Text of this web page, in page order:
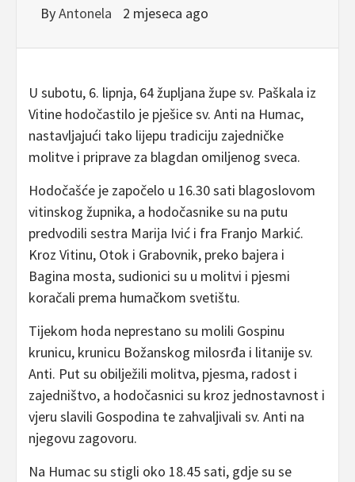
ByAntonela 2 mjeseca ago
U subotu, 6. lipnja, 64 župljana župe sv. Paškala iz
Vitine hodočastilo je pješice sv. Anti na Humac,
nastavljajući tako lijepu tradiciju zajedničke
molitve i priprave za blagdan omiljenog sveca.
Hodočašće je započelo u 16.30 sati blagoslovom
vitinskog župnika, a hodočasnike su na putu
predvodili sestra Marija Ivić i fra Franjo Markić.
Kroz Vitinu, Otok i Grabovnik, preko bajera i
Bagina mosta, sudionici su u molitvi i pjesmi
koračali prema humačkom svetištu.
Tijekom hoda neprestano su molili Gospinu
krunicu, krunicu Božanskog milosrđa i litanije sv.
Anti. Put su obilježili molitva, pjesma, radost i
zajedništvo, a hodočasnici su kroz jednostavnost i
vjeru slavili Gospodina te zahvaljivali sv. Anti na
njegovu zagovoru.
Na Humac su stigli oko 18.45 sati, gdje su se